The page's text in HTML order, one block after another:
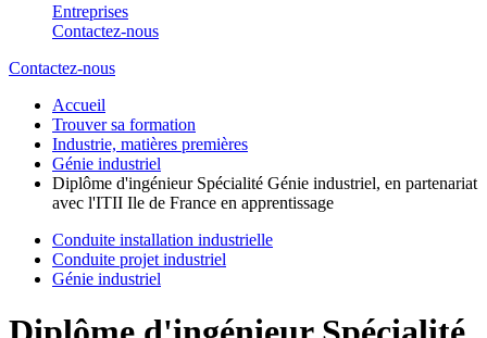
Entreprises
Contactez-nous
Contactez-nous
Accueil
Trouver sa formation
Industrie, matières premières
Génie industriel
Diplôme d'ingénieur Spécialité Génie industriel, en partenariat
avec l'ITII Ile de France en apprentissage
Conduite installation industrielle
Conduite projet industriel
Génie industriel